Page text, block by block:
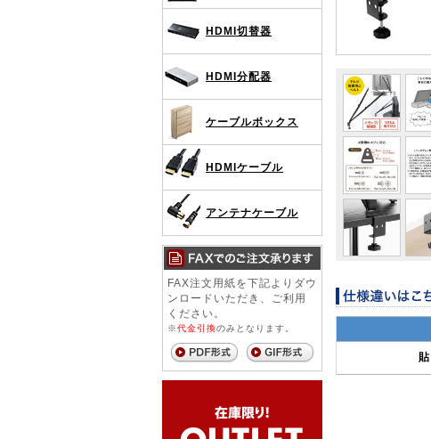
HDMI切替器
HDMI分配器
ケーブルボックス
HDMIケーブル
アンテナケーブル
FAX注文用紙を下記よりダウ
ンロードいただき、ご利用
ください。
※代金引換のみとなります。